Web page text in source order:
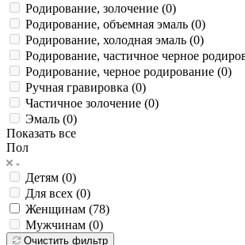
Родирование, золочение (0)
Родирование, объемная эмаль (0)
Родирование, холодная эмаль (0)
Родирование, частичное черное
Родирование, черное родирование (0)
Ручная гравировка (0)
Частичное золочение (0)
Эмаль (0)
Показать все
Пол
Детям (0)
Для всех (0)
Женщинам (78)
Мужчинам (0)
Очистить фильтр